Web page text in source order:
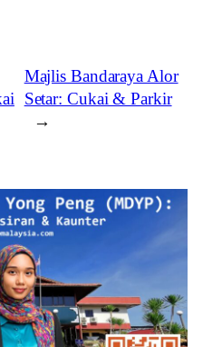
Majlis Bandaraya Alor
Setar: Cukai & Parkir
→